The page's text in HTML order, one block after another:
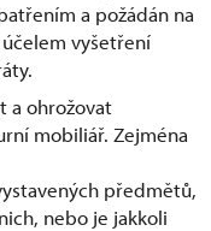
a požádán na
vyšetření
a ohrožovat
mobiliář. Zejména
předmětů,
nebo je jakkoli